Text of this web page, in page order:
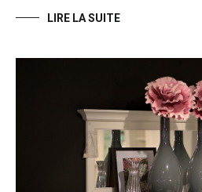
LIRE LA SUITE